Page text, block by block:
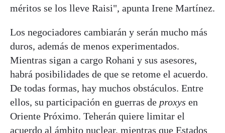
méritos se los lleve Raisi", apunta Irene Martínez.
Los negociadores cambiarán y serán mucho más
duros, además de menos experimentados.
Mientras sigan a cargo Rohani y sus asesores,
habrá posibilidades de que se retome el acuerdo.
De todas formas, hay muchos obstáculos. Entre
ellos, su participación en guerras de proxys en
Oriente Próximo. Teherán quiere limitar el
acuerdo al ámbito nuclear, mientras que Estados